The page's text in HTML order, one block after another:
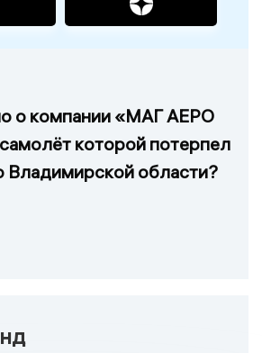
о компании «МАГ АЕРО
которой потерпел
Владимирской области?